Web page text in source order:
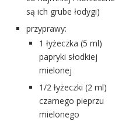
są ich grube łodygi)
przyprawy:
1 łyżeczka (5 ml)
papryki słodkiej
mielonej
1/2 łyżeczki (2 ml)
czarnego pieprzu
mielonego